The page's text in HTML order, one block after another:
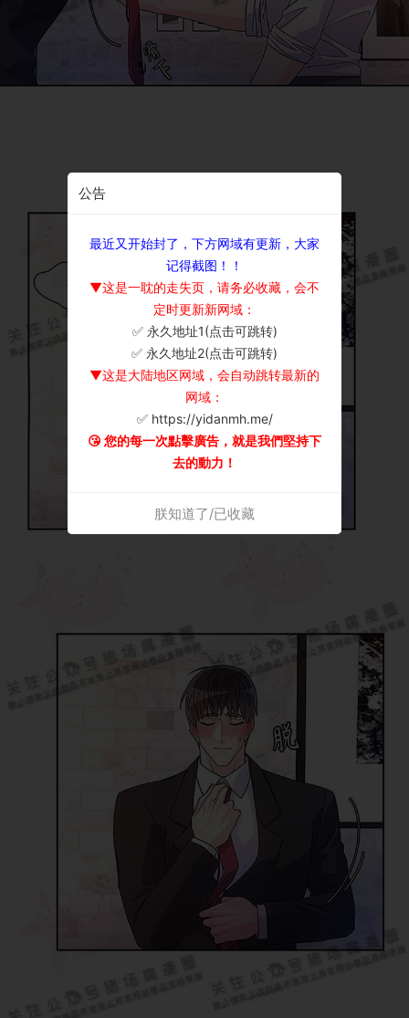
公告
最近又开始封了，下方网域有更新，大家
记得截图！！
▼这是一耽的走失页，请务必收藏，会不
定时更新新网域：
✅ 永久地址1(点击可跳转)
✅ 永久地址2(点击可跳转)
▼这是大陆地区网域，会自动跳转最新的
网域：
✅ https://yidanmh.me/
😘 您的每一次點擊廣告，就是我們堅持下
去的動力！
朕知道了/已收藏